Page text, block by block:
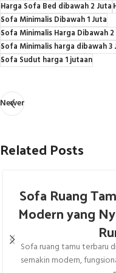
Harga Sofa Bed dibawah 2 Juta
Sofa Minimalis Dibawah 1 Juta
Sofa Minimalis Harga Dibawah
Sofa Minimalis harga dibawah 3
Sofa Sudut harga 1 jutaan
Newer
Related Posts
Sofa Ruang
Modern yang
Sofa ruang tamu terbaru
semakin modern,